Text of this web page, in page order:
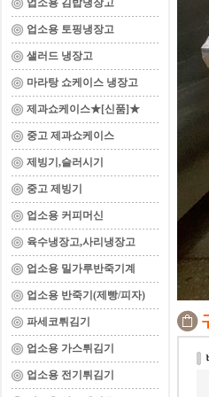
업소용 김밥냉장고
업소용 토핑냉장고
샐러드 냉장고
마라탕 쇼케이스 냉장고
제과쇼케이스★[신품]★
중고 제과쇼케이스
제빙기,슬러시기
중고 제빙기
업소용 커피머신
육수냉장고,사리냉장고
업소용 밀가루반죽기계
업소용 반죽기(제빵/피자)
파세코튀김기
업소용 가스튀김기
업소용 전기튀김기